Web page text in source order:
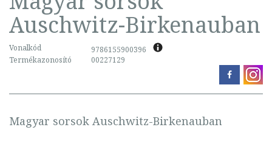
Auschwitz-Birkenauban
Vonalkód
9786155900396
Termékazonosító
00227129
Magyar sorsok Auschwitz-Birkenauban